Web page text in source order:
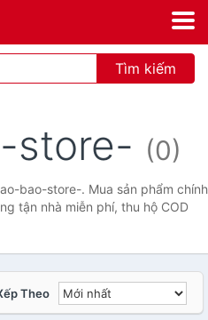
Tìm kiếm
store- (0)
bao-store-. Mua sản phẩm chính
tận nhà miễn phí, thu hộ COD
Theo